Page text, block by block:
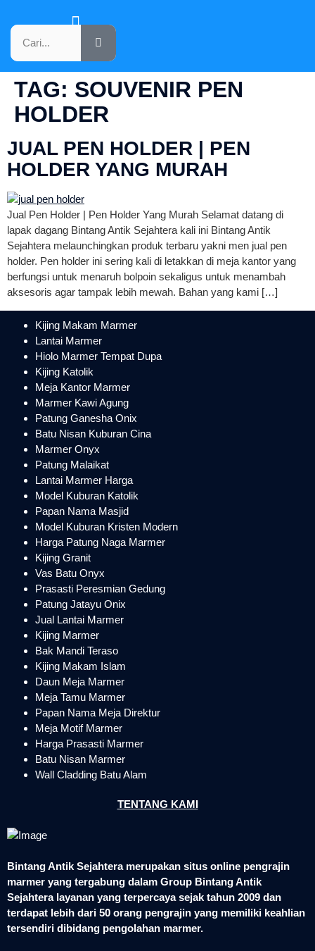
TAG: SOUVENIR PEN
HOLDER
JUAL PEN HOLDER | PEN
HOLDER YANG MURAH
Jual Pen Holder | Pen Holder Yang Murah Selamat datang di
lapak dagang Bintang Antik Sejahtera kali ini Bintang Antik
Sejahtera melaunchingkan produk terbaru yakni men jual pen
holder. Pen holder ini sering kali di letakkan di meja kantor yang
berfungsi untuk menaruh bolpoin sekaligus untuk menambah
aksesoris agar tampak lebih mewah. Bahan yang kami […]
Kijing Makam Marmer
Lantai Marmer
Hiolo Marmer Tempat Dupa
Kijing Katolik
Meja Kantor Marmer
Marmer Kawi Agung
Patung Ganesha Onix
Batu Nisan Kuburan Cina
Marmer Onyx
Patung Malaikat
Lantai Marmer Harga
Model Kuburan Katolik
Papan Nama Masjid
Model Kuburan Kristen Modern
Harga Patung Naga Marmer
Kijing Granit
Vas Batu Onyx
Prasasti Peresmian Gedung
Patung Jatayu Onix
Jual Lantai Marmer
Kijing Marmer
Bak Mandi Teraso
Kijing Makam Islam
Daun Meja Marmer
Meja Tamu Marmer
Papan Nama Meja Direktur
Meja Motif Marmer
Harga Prasasti Marmer
Batu Nisan Marmer
Wall Cladding Batu Alam
TENTANG KAMI
Bintang Antik Sejahtera merupakan situs online pengrajin
marmer yang tergabung dalam Group Bintang Antik
Sejahtera layanan yang terpercaya sejak tahun 2009 dan
terdapat lebih dari 50 orang pengrajin yang memiliki keahlian
tersendiri dibidang pengolahan marmer.